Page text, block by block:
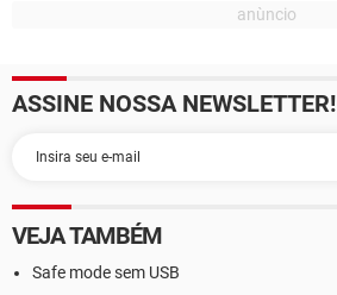
ASSINE NOSSA NEWSLETTER!
VEJA TAMBÉM
Safe mode sem USB